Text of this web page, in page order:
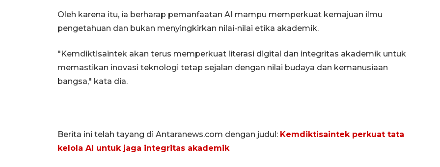
Oleh karena itu, ia berharap pemanfaatan AI mampu memperkuat kemajuan ilmu
pengetahuan dan bukan menyingkirkan nilai-nilai etika akademik.
"Kemdiktisaintek akan terus memperkuat literasi digital dan integritas akademik untuk
memastikan inovasi teknologi tetap sejalan dengan nilai budaya dan kemanusiaan
bangsa," kata dia.
Berita ini telah tayang di Antaranews.com dengan judul: Kemdiktisaintek perkuat tata
kelola AI untuk jaga integritas akademik